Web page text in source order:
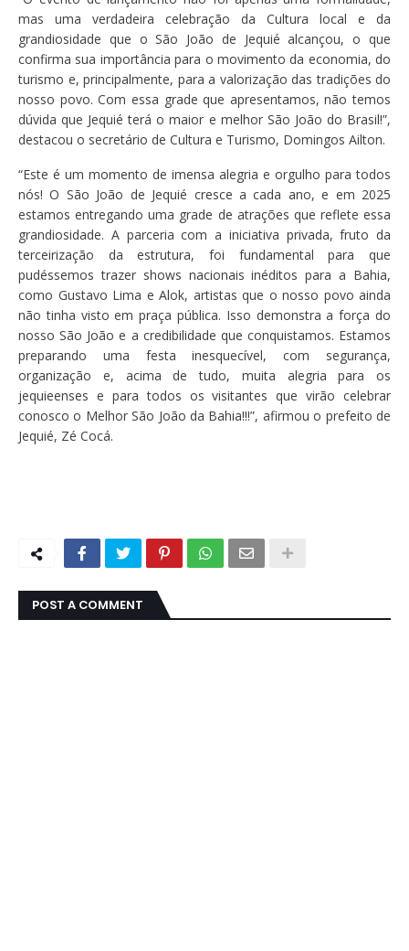
mas uma verdadeira celebração da Cultura local e da
grandiosidade que o São João de Jequié alcançou, o que
confirma sua importância para o movimento da economia, do
turismo e, principalmente, para a valorização das tradições do
nosso povo. Com essa grade que apresentamos, não temos
dúvida que Jequié terá o maior e melhor São João do Brasil!”,
destacou o secretário de Cultura e Turismo, Domingos Ailton.
“Este é um momento de imensa alegria e orgulho para todos
nós! O São João de Jequié cresce a cada ano, e em 2025
estamos entregando uma grade de atrações que reflete essa
grandiosidade. A parceria com a iniciativa privada, fruto da
terceirização da estrutura, foi fundamental para que
pudéssemos trazer shows nacionais inéditos para a Bahia,
como Gustavo Lima e Alok, artistas que o nosso povo ainda
não tinha visto em praça pública. Isso demonstra a força do
nosso São João e a credibilidade que conquistamos. Estamos
preparando uma festa inesquecível, com segurança,
organização e, acima de tudo, muita alegria para os
jequieenses e para todos os visitantes que virão celebrar
conosco o Melhor São João da Bahia!!!”, afirmou o prefeito de
Jequié, Zé Cocá.
POST A COMMENT